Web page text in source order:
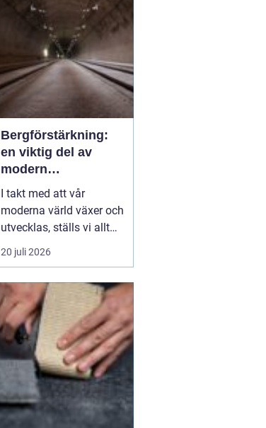
Bergförstärkning:
en viktig del av
modern
infrastruktur
I takt med att vår
moderna värld växer och
utvecklas, ställs vi allt
oftare inför utmaningar
när vi bygger i bergiga
kritisk betydelse inom
byggnation i sådana
landskap är be...
20 juli 2026